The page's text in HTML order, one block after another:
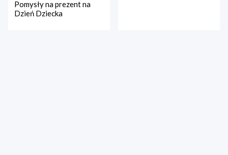
Pomysły na prezent na
Dzień Dziecka